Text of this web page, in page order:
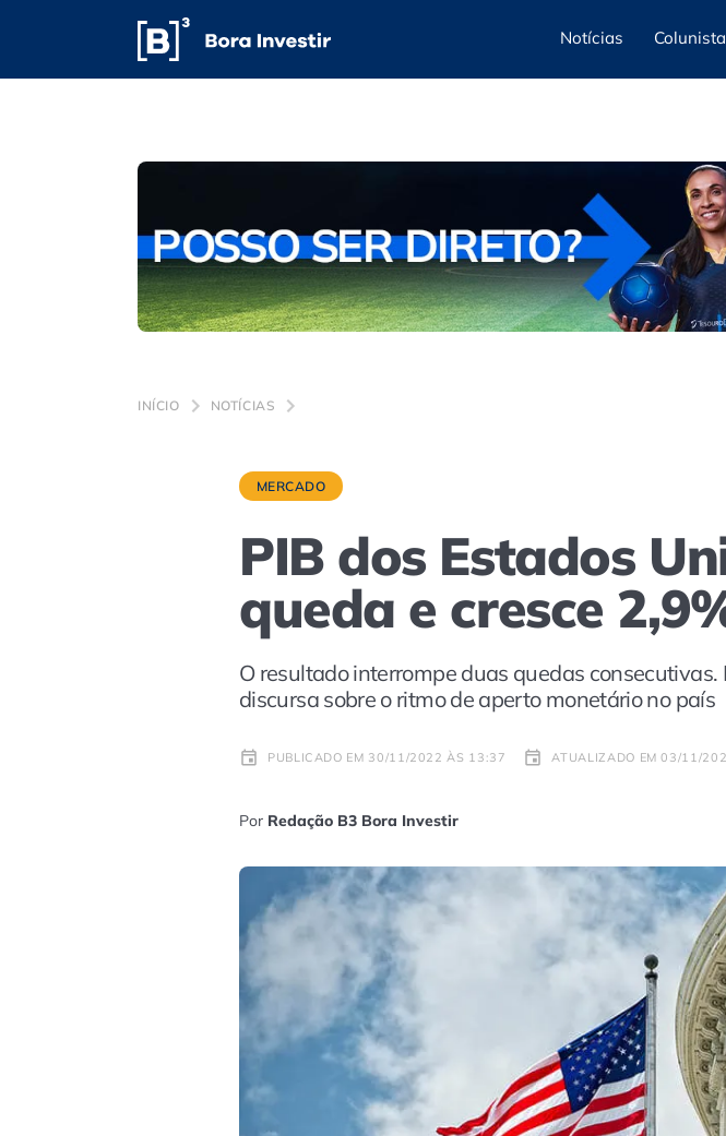
Notícias
INÍCIO NOTÍCIAS
MERCADO
PIB dos Estados
queda e cresce
O resultado interrompe duas quedas
discursa sobre o ritmo de aperto monetário no país
PUBLICADO EM 30/11/2022 ÀS 13:37 ATUALIZADO EM 03/11/
Por Redação B3 Bora Investir